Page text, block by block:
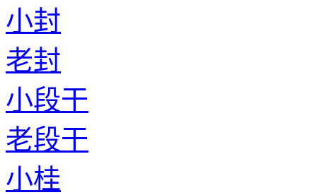
小封
老封
小段干
老段干
小桂